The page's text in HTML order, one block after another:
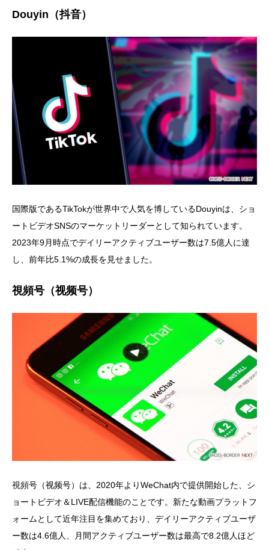
Douyin（抖音）
国際版であるTikTokが世界中で人気を博しているDouyinは、ショ
ートビデオSNSのマーケットリーダーとして知られています。
2023年9月時点でデイリーアクティブユーザー数は7.5億人に達
し、前年比5.1%の成長を見せました。
視頻号（视频号）
視頻号（视频号）は、2020年よりWeChat内で提供開始した、シ
ョートビデオ＆LIVE配信機能のことです。新たな動画プラットフ
ォームとして近年注目を集めており、デイリーアクティブユーザ
ー数は4.6億人、月間アクティブユーザー数は最高で8.2億人ほど